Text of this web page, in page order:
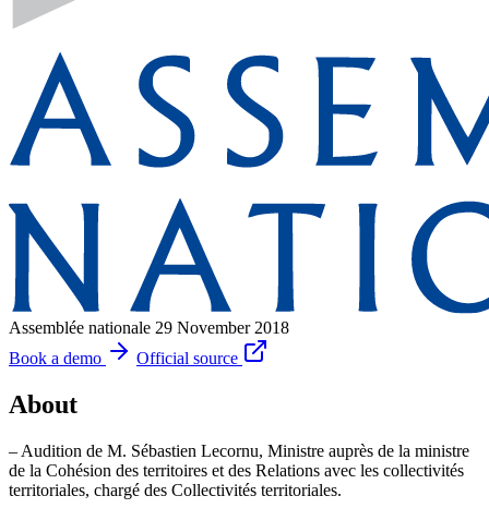
Assemblée nationale 29 November 2018
Book a demo
Official source
About
– Audition de M. Sébastien Lecornu, Ministre auprès de la ministre
de la Cohésion des territoires et des Relations avec les collectivités
territoriales, chargé des Collectivités territoriales.